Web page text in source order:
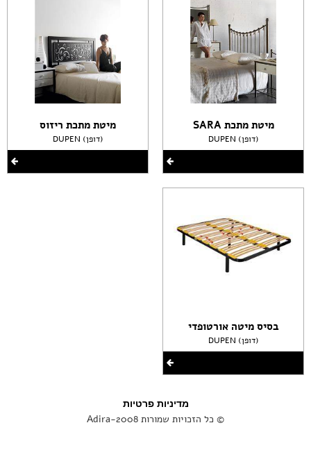
מיטת מתכת SARA
DUPEN (דופן)
בסיס מיטה אורטופדי
DUPEN (דופן)
מיטת מתכת ריזוס
DUPEN (דופן)
מדיניות פרטיות
© כל הזכויות שמורות Adira-2008